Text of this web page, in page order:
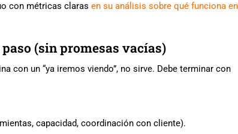
con métricas claras en su análisis sobre qué funciona en
(sin promesas vacías)
con un “ya iremos viendo”, no sirve. Debe terminar con
capacidad, coordinación con cliente).